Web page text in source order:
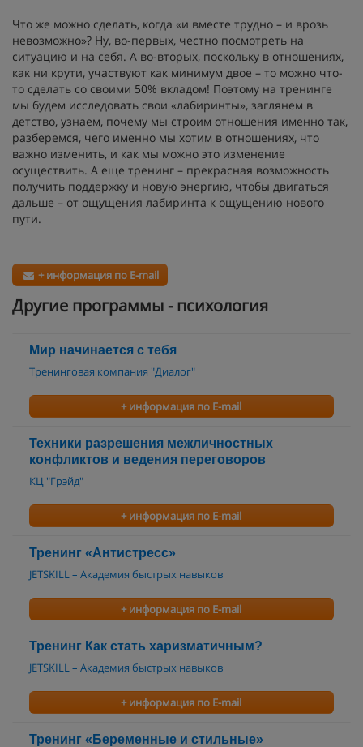
Что же можно сделать, когда «и вместе трудно – и врозь
невозможно»? Ну, во-первых, честно посмотреть на
ситуацию и на себя. А во-вторых, поскольку в отношениях,
как ни крути, участвуют как минимум двое – то можно что-
то сделать со своими 50% вкладом! Поэтому на тренинге
мы будем исследовать свои «лабиринты», заглянем в
детство, узнаем, почему мы строим отношения именно так,
разберемся, чего именно мы хотим в отношениях, что
важно изменить, и как мы можно это изменение
осуществить. А еще тренинг – прекрасная возможность
получить поддержку и новую энергию, чтобы двигаться
дальше – от ощущения лабиринта к ощущению нового
пути.
+ информация по E-mail
Другие программы - психология
Мир начинается с тебя
Тренинговая компания "Диалог"
+ информация по E-mail
Техники разрешения межличностных
конфликтов и ведения переговоров
КЦ "Грэйд"
+ информация по E-mail
Тренинг «Антистресс»
JETSKILL – Академия быстрых навыков
+ информация по E-mail
Тренинг Как стать харизматичным?
JETSKILL – Академия быстрых навыков
+ информация по E-mail
Тренинг «Беременные и стильные»